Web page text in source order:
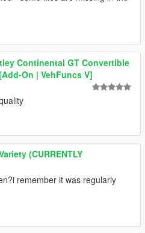
Continental GT Convertible
On | VehFuncs V]
(CURRENTLY
remember it was regularly